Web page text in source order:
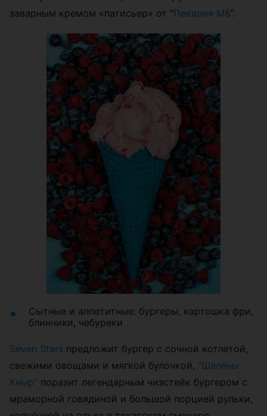
заварным кремом «патисьер» от “Пекарня М8”.
Сытные и аппетитные: бургеры, картошка фри,
блинчики, чебуреки
Seven Stars предложит бургер с сочной котлетой,
свежими овощами и мягкой булочкой, “Шалёны
Кныр” поразит легендарным чизстейк бургером с
мраморной говядиной и большой порцией рульки,